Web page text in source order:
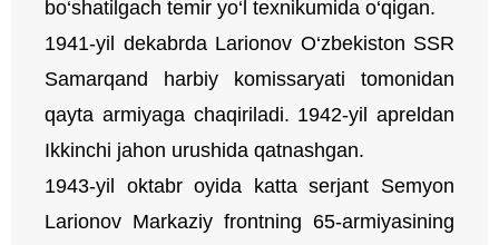
bo‘shatilgach temir yo‘l texnikumida o‘qigan.
1941-yil dekabrda Larionov O‘zbekiston SSR
Samarqand harbiy komissaryati tomonidan
qayta armiyaga chaqiriladi. 1942-yil apreldan
Ikkinchi jahon urushida qatnashgan.
1943-yil oktabr oyida katta serjant Semyon
Larionov Markaziy frontning 65-armiyasining